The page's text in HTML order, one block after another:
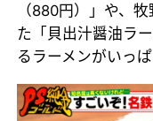
（880円）」や、
た「貝出汁醤油ラ
るラーメンがいっぱ